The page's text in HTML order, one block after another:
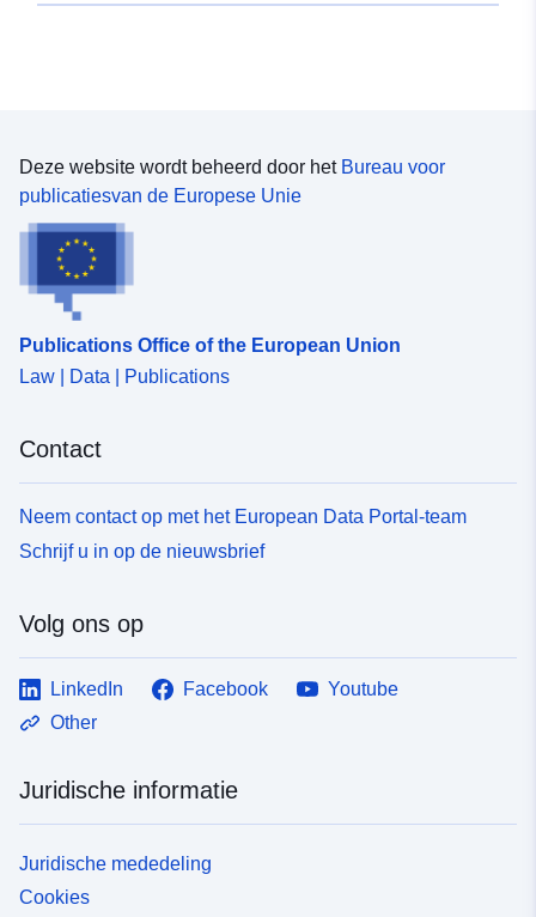
Identificatoren:
http://catalogue.geo-
f3bb4cec7e87
Soort:
Bron:
http://inspire.ec.europa.eu/
Deze website wordt beheerd door het Bureau voor
publicatiesvan de Europese Unie
Publications Office of the European Union
Law | Data | Publications
Contact
Neem contact op met het European Data Portal-team
Schrijf u in op de nieuwsbrief
Volg ons op
LinkedIn Facebook
Youtube
Other
Juridische informatie
Juridische mededeling
Cookies